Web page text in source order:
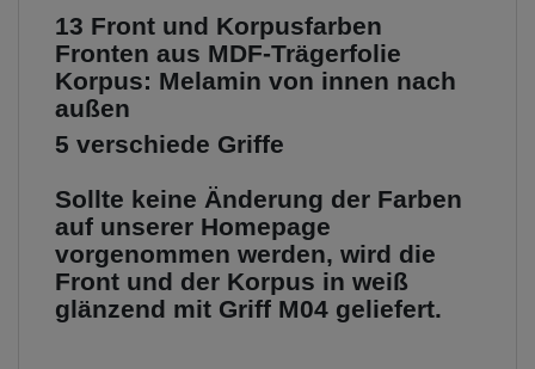
13 Front und Korpusfarben
Fronten aus MDF-Trägerfolie
Korpus: Melamin von innen nach
außen
5 verschiede Griffe
Sollte keine Änderung der Farben
auf unserer Homepage
vorgenommen werden, wird die
Front und der Korpus in weiß
glänzend mit Griff M04 geliefert.